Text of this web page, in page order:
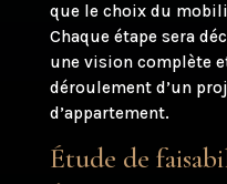
que le choix du
Chaque étape sera
une vision complète
déroulement d’un
d’appartement.
Étude de